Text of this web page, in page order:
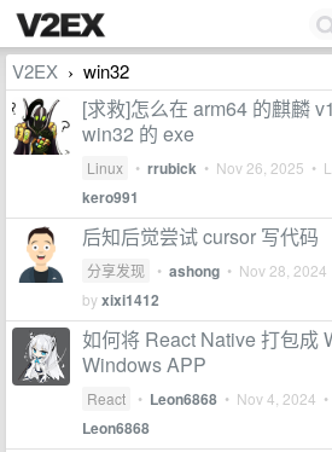
V2EX › win32
[求救]怎么在 arm64 的麒麟
win32 的 exe
Linux • rrubick • Nov 26, 2025 •
kero991
后知后觉尝试 cursor 写代码
分享发现 • ashong • Nov 28, 2024
byxixi1412
如何将 React Native 打包成
Windows APP
React • Leon6868 • Nov 4, 2024
Leon6868